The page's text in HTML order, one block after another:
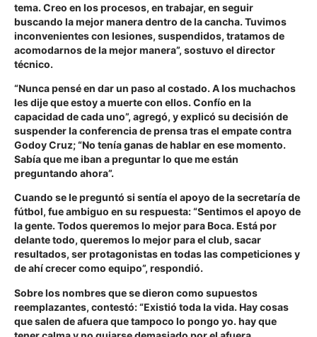
tema. Creo en los procesos, en trabajar, en seguir
buscando la mejor manera dentro de la cancha. Tuvimos
inconvenientes con lesiones, suspendidos, tratamos de
acomodarnos de la mejor manera”, sostuvo el director
técnico.
“Nunca pensé en dar un paso al costado. A los muchachos
les dije que estoy a muerte con ellos. Confío en la
capacidad de cada uno”, agregó, y explicó su decisión de
suspender la conferencia de prensa tras el empate contra
Godoy Cruz; “No tenía ganas de hablar en ese momento.
Sabía que me iban a preguntar lo que me están
preguntando ahora”.
Cuando se le preguntó si sentía el apoyo de la secretaría de
fútbol, fue ambiguo en su respuesta: “Sentimos el apoyo de
la gente. Todos queremos lo mejor para Boca. Está por
delante todo, queremos lo mejor para el club, sacar
resultados, ser protagonistas en todas las competiciones y
de ahí crecer como equipo”, respondió.
Sobre los nombres que se dieron como supuestos
reemplazantes, contestó: “Existió toda la vida. Hay cosas
que salen de afuera que tampoco lo pongo yo. hay que